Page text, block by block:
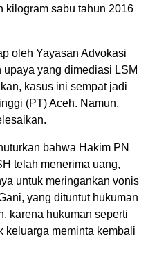
kilogram sabu tahun 2016
oleh Yayasan Advokasi
upaya yang dimediasi LSM
kasus ini sempat jadi
(PT) Aceh. Namun,
bahwa Hakim PN
telah menerima uang,
untuk meringankan vonis
yang dituntut hukuman
karena hukuman seperti
keluarga meminta kembali